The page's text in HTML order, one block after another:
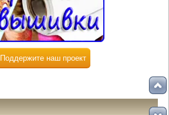
Поддержите наш проект